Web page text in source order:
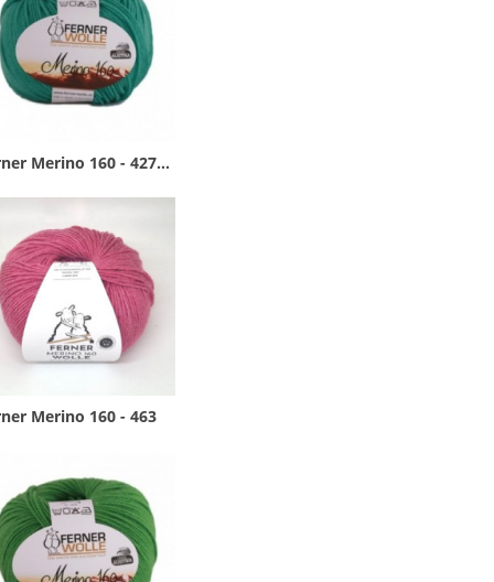
Merino 160 - 427...
Merino 160 - 463